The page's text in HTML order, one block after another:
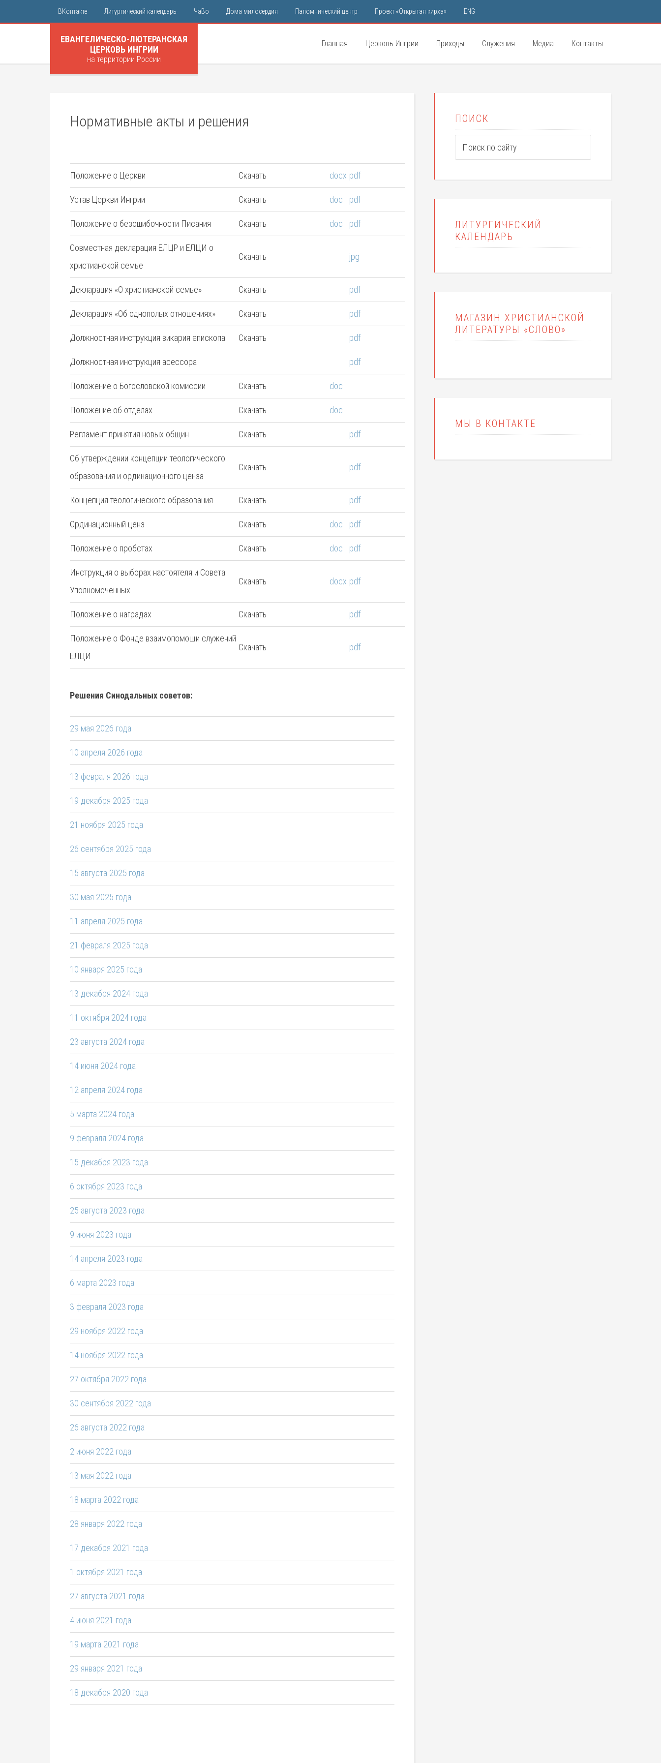
ВКонтакте Литургический календарь ЧаВо Дома милосердия Паломнический центр Проект «Открытая кирха» ENG
ЕВАНГЕЛИЧЕСКО-ЛЮТЕРАНСКАЯ
ЦЕРКОВЬ ИНГРИИ
на территории России
Главная Церковь Ингрии Приходы Служения Медиа Контакты
Нормативные акты и решения
Положение о Церкви Скачать docx pdf
Устав Церкви Ингрии Скачать doc pdf
Положение о безошибочности Писания Скачать doc pdf
Совместная декларация ЕЛЦР и ЕЛЦИ о
христианской семье
Скачать jpg
Декларация «О христианской семье» Скачать pdf
Декларация «Об однополых отношениях» Скачать pdf
Должностная инструкция викария епископа Скачать pdf
Должностная инструкция асессора pdf
Положение о Богословской комиссии Скачать doc
Положение об отделах Скачать doc
Регламент принятия новых общин Скачать pdf
Об утверждении концепции теологического
образования и ординационного ценза
Скачать pdf
Концепция теологического образования Скачать pdf
Ординационный ценз Скачать doc pdf
Положение о пробстах Скачать doc pdf
Инструкция о выборах настоятеля и Совета
Уполномоченных
Скачать docx pdf
Положение о наградах Скачать pdf
Положение о Фонде взаимопомощи служений
ЕЛЦИ
Скачать pdf
Решения Синодальных советов:
29 мая 2026 года
10 апреля 2026 года
13 февраля 2026 года
19 декабря 2025 года
21 ноября 2025 года
26 сентября 2025 года
15 августа 2025 года
30 мая 2025 года
11 апреля 2025 года
21 февраля 2025 года
10 января 2025 года
13 декабря 2024 года
11 октября 2024 года
23 августа 2024 года
14 июня 2024 года
12 апреля 2024 года
5 марта 2024 года
9 февраля 2024 года
15 декабря 2023 года
6 октября 2023 года
25 августа 2023 года
9 июня 2023 года
14 апреля 2023 года
6 марта 2023 года
3 февраля 2023 года
29 ноября 2022 года
14 ноября 2022 года
27 октября 2022 года
30 сентября 2022 года
26 августа 2022 года
2 июня 2022 года
13 мая 2022 года
18 марта 2022 года
28 января 2022 года
17 декабря 2021 года
1 октября 2021 года
27 августа 2021 года
4 июня 2021 года
19 марта 2021 года
29 января 2021 года
18 декабря 2020 года
ПОИСК
ЛИТУРГИЧЕСКИЙ
КАЛЕНДАРЬ
МАГАЗИН ХРИСТИАНСКОЙ
ЛИТЕРАТУРЫ «СЛОВО»
МЫ В КОНТАКТЕ